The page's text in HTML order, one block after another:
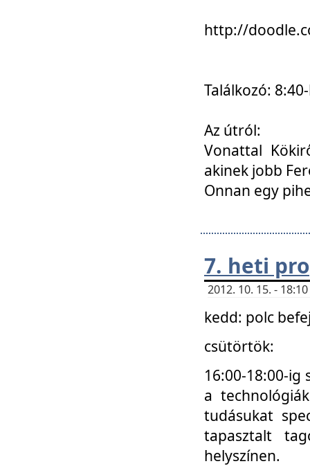
http://
Találkozó:
Az útról:
Vonattal
akinek jobb
Onnan egy
7. heti
2012. 10. 15. -
kedd: polc
csütörtök:
16:00-18:00-
a
tudásukat
tapasztalt
helyszínen.